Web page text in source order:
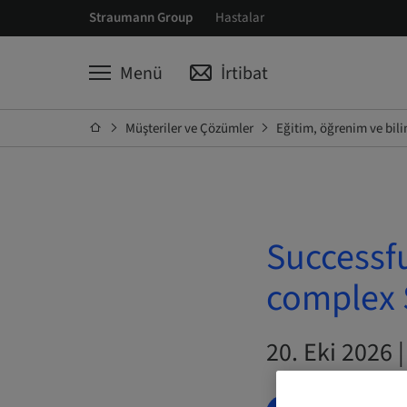
Straumann Group Hastalar
Menü İrtibat
Müşteriler ve Çözümler Eğitim, öğrenim ve
complex
20. Eki 2026